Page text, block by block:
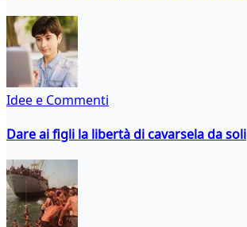
Idee e Commenti
Dare ai figli la libertà di cavarsela da soli